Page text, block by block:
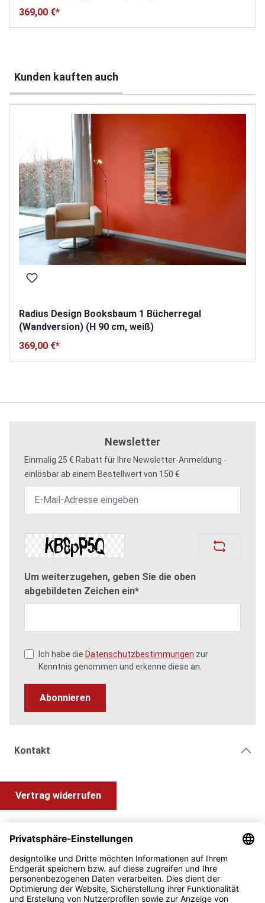
369,00 €*
Kunden kauften auch
Radius Design Booksbaum 1 Bücherregal
(Wandversion) (H 90 cm, weiß)
369,00 €*
Newsletter
Einmalig 25 € Rabatt für Ihre Newsletter-Anmeldung -
einlösbar ab einem Bestellwert von 150 €
Um weiterzugehen, geben Sie die oben
abgebildeten Zeichen ein*
Ich habe die Datenschutzbestimmungen zur
Kenntnis genommen und erkenne diese an.
Abonnieren
Kontakt
Vertrag widerrufen
Information und Impressum
Zahlung & Versand